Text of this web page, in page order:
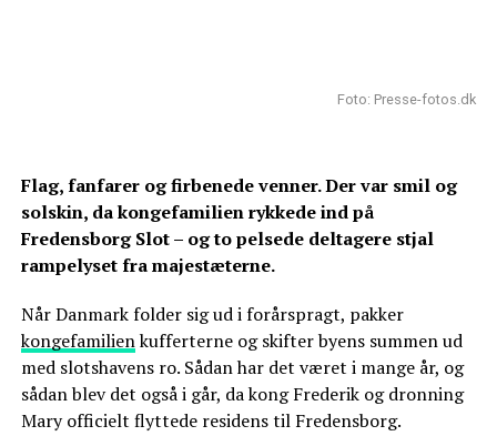
Foto: Presse-fotos.dk
Flag, fanfarer og firbenede venner. Der var smil og
solskin, da kongefamilien rykkede ind på
Fredensborg Slot – og to pelsede deltagere stjal
rampelyset fra majestæterne.
Når Danmark folder sig ud i forårspragt, pakker
kongefamilienkufferterne og skifter byens summen ud
med slotshavens ro. Sådan har det været i mange år, og
sådan blev det også i går, da kong Frederik og dronning
Mary officielt flyttede residens til Fredensborg.